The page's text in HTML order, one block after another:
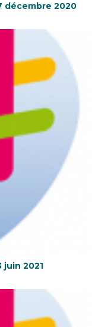
décembre 2020
juin 2021